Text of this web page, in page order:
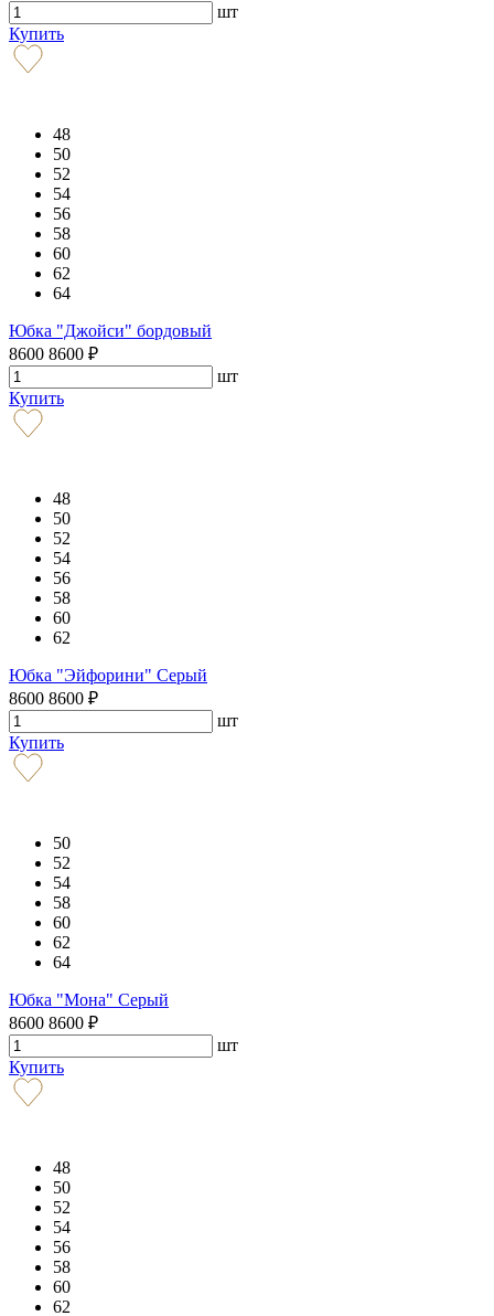
шт
Купить
48
50
52
54
56
58
60
62
64
Юбка "Джойси" бордовый
8600 8600 ₽
шт
Купить
48
50
52
54
56
58
60
62
Юбка "Эйфорини" Серый
8600 8600 ₽
шт
Купить
50
52
54
58
60
62
64
Юбка "Мона" Серый
8600 8600 ₽
шт
Купить
48
50
52
54
56
58
60
62